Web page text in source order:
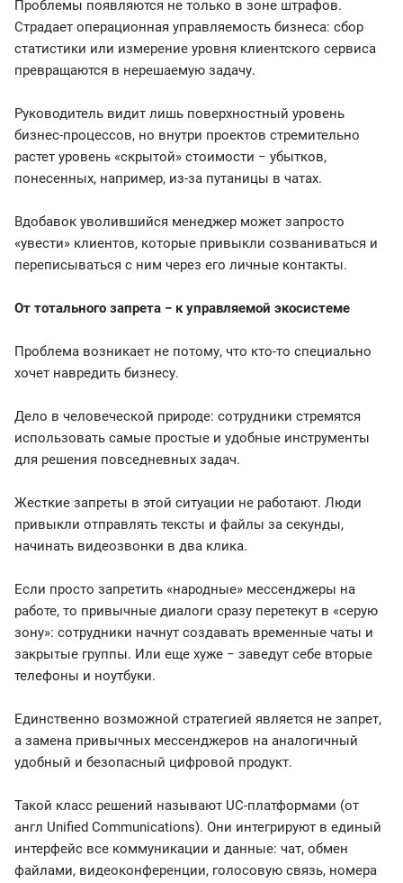
Проблемы появляются не только в зоне штрафов.
Страдает операционная управляемость бизнеса: сбор
статистики или измерение уровня клиентского сервиса
превращаются в нерешаемую задачу.
Руководитель видит лишь поверхностный уровень
бизнес-процессов, но внутри проектов стремительно
растет уровень «скрытой» стоимости − убытков,
понесенных, например, из-за путаницы в чатах.
Вдобавок уволившийся менеджер может запросто
«увести» клиентов, которые привыкли созваниваться и
переписываться с ним через его личные контакты.
От тотального запрета − к управляемой экосистеме
Проблема возникает не потому, что кто-то специально
хочет навредить бизнесу.
Дело в человеческой природе: сотрудники стремятся
использовать самые простые и удобные инструменты
для решения повседневных задач.
Жесткие запреты в этой ситуации не работают. Люди
привыкли отправлять тексты и файлы за секунды,
начинать видеозвонки в два клика.
Если просто запретить «народные» мессенджеры на
работе, то привычные диалоги сразу перетекут в «серую
зону»: сотрудники начнут создавать временные чаты и
закрытые группы. Или еще хуже − заведут себе вторые
телефоны и ноутбуки.
Единственно возможной стратегией является не запрет,
а замена привычных мессенджеров на аналогичный
удобный и безопасный цифровой продукт.
Такой класс решений называют UC-платформами (от
англ Unified Communications). Они интегрируют в единый
интерфейс все коммуникации и данные: чат, обмен
файлами, видеоконференции, голосовую связь, номера